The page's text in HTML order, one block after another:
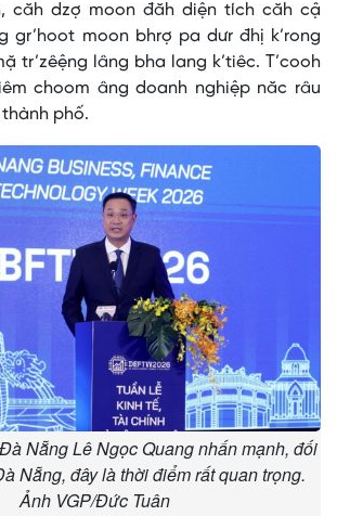
căh dzợ moon đăh diện tích căh cậ
gr’hoot moon bhrợ pa dưr đhị k’rong
tr’zêệng lâng bha lang k’tiêc. T’cooh
choom âng doanh nghiệp năc râu
phố.
Nẵng Lê Ngọc Quang nhấn mạnh, đối
Nẵng, đây là thời điểm rất quan trọng.
Ảnh VGP/Đức Tuân